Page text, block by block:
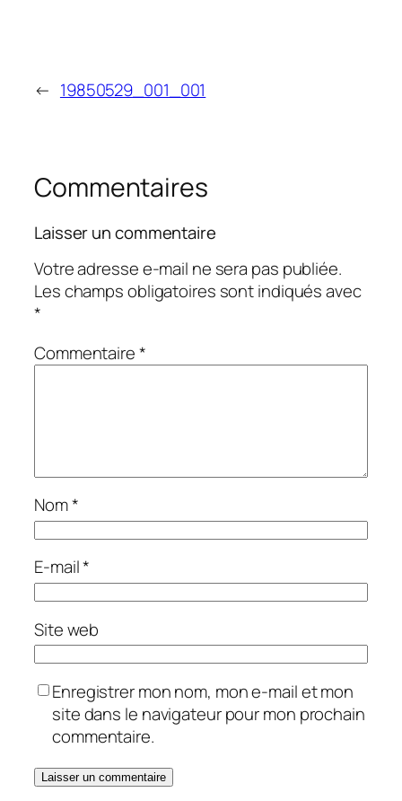
← 19850529_001_001
Commentaires
Laisser un commentaire
Votre adresse e-mail ne sera pas publiée.
Les champs obligatoires sont indiqués avec
*
Commentaire*
Nom*
E-mail*
Site web
Enregistrer mon nom, mon e-mail et mon
site dans le navigateur pour mon prochain
commentaire.